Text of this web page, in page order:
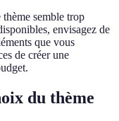
semble trop
envisagez de
que vous
de créer une
du thème